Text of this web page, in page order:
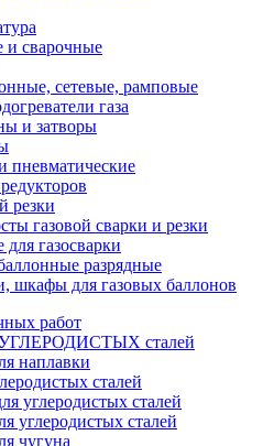
и сварочные
сетевые, рамповые
газа
и затворы
пневматические
резки
газовой сварки и резки
газосварки
разрядные
шкафы для газовых баллонов
работ
УГЛЕРОДИСТЫХ сталей
наплавки
сталей
сталей
сталей
чугуна